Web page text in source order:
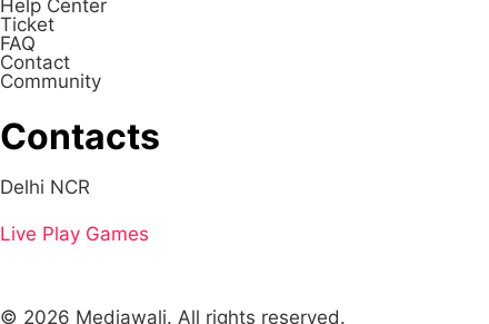
Help Center
Ticket
FAQ
Contact
Community
Contacts
Delhi NCR
Live Play Games
© 2026 Mediawali. All rights reserved.